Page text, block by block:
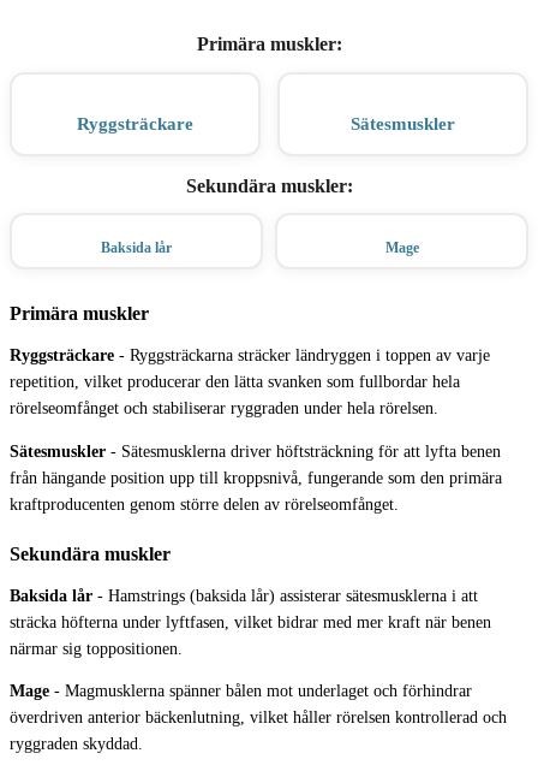
Primära muskler:
Ryggsträckare Sätesmuskler
Sekundära muskler:
Baksida lår Mage
Primära muskler
Ryggsträckare - Ryggsträckarna sträcker ländryggen i toppen av varje
repetition, vilket producerar den lätta svanken som fullbordar hela
rörelseomfånget och stabiliserar ryggraden under hela rörelsen.
Sätesmuskler - Sätesmusklerna driver höftsträckning för att lyfta benen
från hängande position upp till kroppsnivå, fungerande som den primära
kraftproducenten genom större delen av rörelseomfånget.
Sekundära muskler
Baksida lår - Hamstrings (baksida lår) assisterar sätesmusklerna i att
sträcka höfterna under lyftfasen, vilket bidrar med mer kraft när benen
närmar sig toppositionen.
Mage - Magmusklerna spänner bålen mot underlaget och förhindrar
överdriven anterior bäckenlutning, vilket håller rörelsen kontrollerad och
ryggraden skyddad.